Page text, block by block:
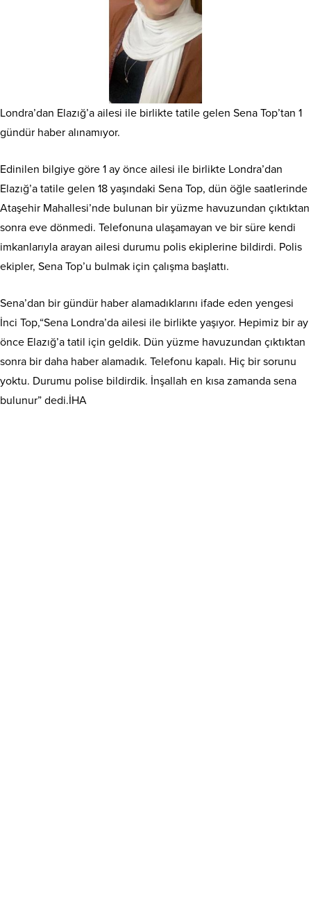
Londra’dan Elazığ’a ailesi ile birlikte tatile gelen Sena Top’tan 1
gündür haber alınamıyor.
Edinilen bilgiye göre 1 ay önce ailesi ile birlikte Londra’dan
Elazığ’a tatile gelen 18 yaşındaki Sena Top, dün öğle saatlerinde
Ataşehir Mahallesi’nde bulunan bir yüzme havuzundan çıktıktan
sonra eve dönmedi. Telefonuna ulaşamayan ve bir süre kendi
imkanlarıyla arayan ailesi durumu polis ekiplerine bildirdi. Polis
ekipler, Sena Top’u bulmak için çalışma başlattı.
Sena’dan bir gündür haber alamadıklarını ifade eden yengesi
İnci Top,“Sena Londra’da ailesi ile birlikte yaşıyor. Hepimiz bir ay
önce Elazığ’a tatil için geldik. Dün yüzme havuzundan çıktıktan
sonra bir daha haber alamadık. Telefonu kapalı. Hiç bir sorunu
yoktu. Durumu polise bildirdik. İnşallah en kısa zamanda sena
bulunur” dedi.İHA